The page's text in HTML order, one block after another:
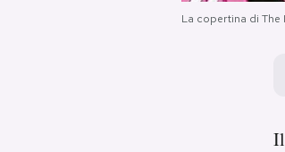
La copertina di